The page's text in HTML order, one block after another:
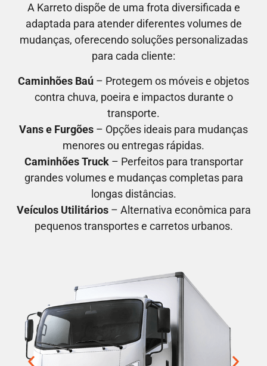
A Karreto dispõe de uma frota diversificada e
adaptada para atender diferentes volumes de
mudanças, oferecendo soluções personalizadas
para cada cliente:
Caminhões Baú – Protegem os móveis e objetos
contra chuva, poeira e impactos durante o
transporte.
Vans e Furgões – Opções ideais para mudanças
menores ou entregas rápidas.
Caminhões Truck– Perfeitos para transportar
grandes volumes e mudanças completas para
longas distâncias.
Veículos Utilitários– Alternativa econômica para
pequenos transportes e carretos urbanos.